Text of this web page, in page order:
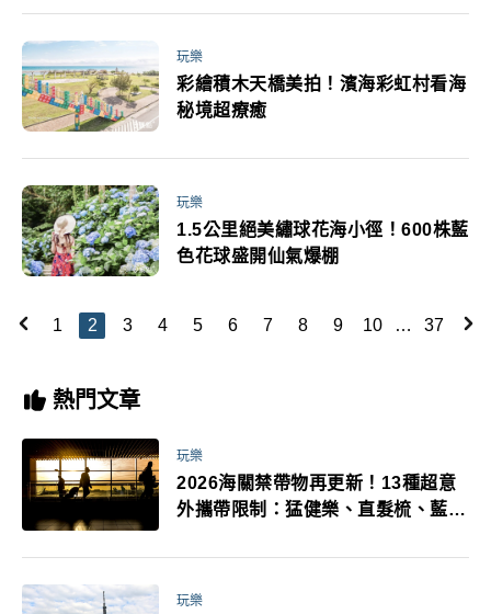
玩樂
彩繪積木天橋美拍！濱海彩虹村看海
秘境超療癒
玩樂
1.5公里絕美繡球花海小徑！600株藍
色花球盛開仙氣爆棚
1 2 3 4 5 6 7 8 9 10 … 37
熱門文章
玩樂
2026海關禁帶物再更新！13種超意
外攜帶限制：猛健樂、直髮梳、藍牙
萬！注意事項一次看！
玩樂